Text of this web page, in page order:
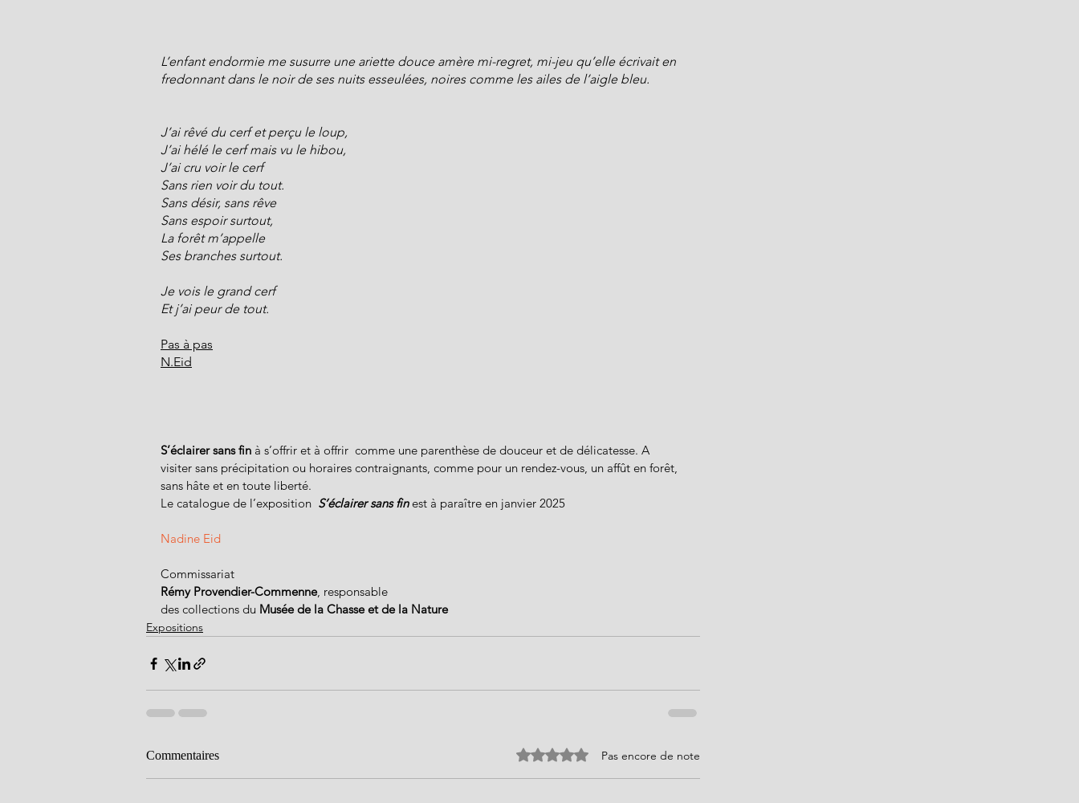
L’enfant endormie me susurre une ariette douce amère mi-regret, mi-jeu qu’elle écrivait en
fredonnant dans le noir de ses nuits esseulées, noires comme les ailes de l’aigle bleu.
J’ai rêvé du cerf et perçu le loup,
J’ai hélé le cerf mais vu le hibou,
J’ai cru voir le cerf
Sans rien voir du tout.
Sans désir, sans rêve
Sans espoir surtout,
La forêt m’appelle
Ses branches surtout.
Je vois le grand cerf
Et j’ai peur de tout.
Pas à pas
N.Eid
S’éclairer sans fin à s’offrir et à offrir  comme une parenthèse de douceur et de délicatesse. A
visiter sans précipitation ou horaires contraignants, comme pour un rendez-vous, un affût en forêt,
sans hâte et en toute liberté.
Le catalogue de l’exposition S’éclairer sans fin est à paraître en janvier 2025
Nadine Eid
Commissariat
Rémy Provendier-Commenne, responsable
des collections du Musée de la Chasse et de la Nature
Expositions
Commentaires Noté 0 étoile sur 5.Pas encore de note